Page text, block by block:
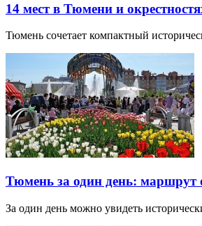
14 мест в Тюмени и
Тюмень сочетает компактный
Тюмень за один день: маршрут
За один день можно увидеть